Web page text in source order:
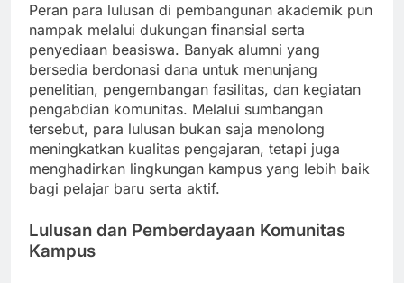
Peran para lulusan di pembangunan akademik pun
nampak melalui dukungan finansial serta
penyediaan beasiswa. Banyak alumni yang
bersedia berdonasi dana untuk menunjang
penelitian, pengembangan fasilitas, dan kegiatan
pengabdian komunitas. Melalui sumbangan
tersebut, para lulusan bukan saja menolong
meningkatkan kualitas pengajaran, tetapi juga
menghadirkan lingkungan kampus yang lebih baik
bagi pelajar baru serta aktif.
Lulusan dan Pemberdayaan Komunitas
Kampus